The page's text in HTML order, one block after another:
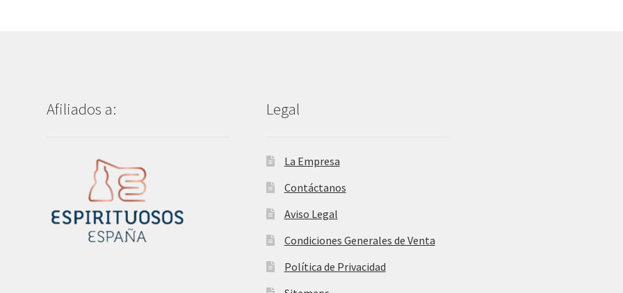
Afiliados a: Legal
La Empresa
Contáctanos
Aviso Legal
Condiciones Generales de Venta
Política de Privacidad